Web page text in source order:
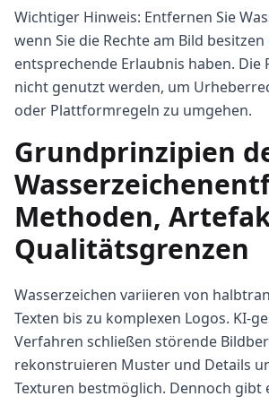
Wichtiger Hinweis: Entfernen Sie
wenn Sie die Rechte am Bild
entsprechende Erlaubnis haben. Die
nicht genutzt werden, um
oder Plattformregeln zu umgehen.
Grundprinzipien
Methoden,
Qualitätsgrenzen
Wasserzeichen variieren von
Texten bis zu komplexen Logos. KI-
Verfahren schließen störende
rekonstruieren Muster und Details
Texturen bestmöglich. Dennoch gibt